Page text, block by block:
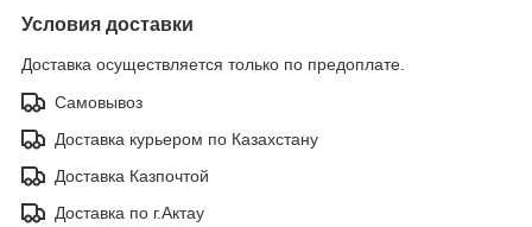
Условия доставки
Доставка осуществляется только по предоплате.
Самовывоз
Доставка курьером по Казахстану
Доставка Казпочтой
Доставка по г.Актау